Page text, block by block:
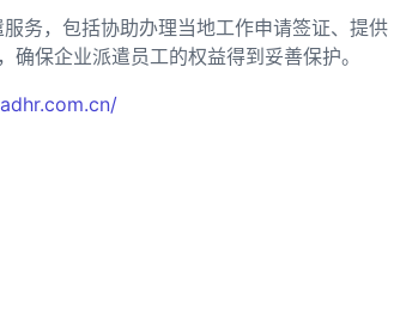
务，包括协助办理当地工作申请签证、提供
保企业派遣员工的权益得到妥善保护。